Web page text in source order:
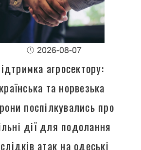
2026-08-07
агросектору:
та норвезька
поспілкувались про
дії для подолання
атак на одеські